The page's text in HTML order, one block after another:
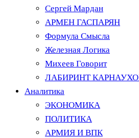
Сергей Мардан
АРМЕН ГАСПАРЯН
Формула Смысла
Железная Логика
Михеев Говорит
ЛАБИРИНТ
Аналитика
ЭКОНОМИКА
ПОЛИТИКА
АРМИЯ И ВПК